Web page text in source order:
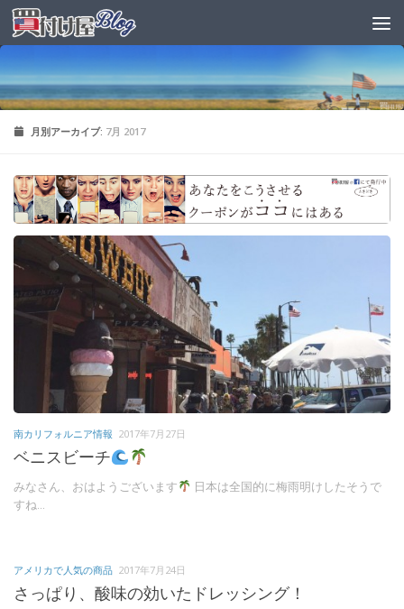
月別アーカイブ: 7月 2017
南カリフォルニア情報 2017年7月27日
ベニスビーチ
みなさん、おはようございます
日本は全国的に梅雨明けしたそうで
すね...
アメリカで人気の商品 2017年7月24日
さっぱり、酸味の効いたドレッシング！